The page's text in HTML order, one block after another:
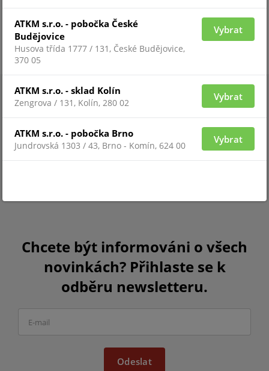
Chcete být informováni o všech
novinkách? Přihlaste se k
odběru newsletteru.
Odeslat
ATKM s.r.o. - pobočka České
Budějovice
Husova třída 1777 / 131, České Budějovice,
370 05
Vybrat
ATKM s.r.o. - sklad Kolín
Zengrova / 131, Kolín, 280 02
Vybrat
ATKM s.r.o. - pobočka Brno
Jundrovská 1303 / 43, Brno - Komín, 624 00
Vybrat